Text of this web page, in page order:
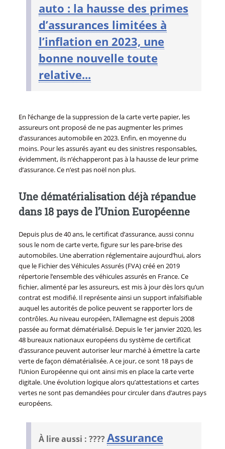
auto : la hausse des primes
d’assurances limitées à
l’inflation en 2023, une
bonne nouvelle toute
relative...
En l’échange de la suppression de la carte verte papier, les
assureurs ont proposé de ne pas augmenter les primes
d’assurances automobile en 2023. Enfin, en moyenne du
moins. Pour les assurés ayant eu des sinistres responsables,
évidemment, ils n’échapperont pas à la hausse de leur prime
d’assurance. Ce n’est pas noël non plus.
Une dématérialisation déjà répandue
dans 18 pays de l’Union Européenne
Depuis plus de 40 ans, le certificat d’assurance, aussi connu
sous le nom de carte verte, figure sur les pare-brise des
automobiles. Une aberration réglementaire aujourd’hui, alors
que le Fichier des Véhicules Assurés (FVA) créé en 2019
répertorie l’ensemble des véhicules assurés en France. Ce
fichier, alimenté par les assureurs, est mis à jour dès lors qu’un
contrat est modifié. Il représente ainsi un support infalsifiable
auquel les autorités de police peuvent se rapporter lors de
contrôles. Au niveau européen, l’Allemagne est depuis 2008
passée au format dématérialisé. Depuis le 1er janvier 2020, les
48 bureaux nationaux européens du système de certificat
d’assurance peuvent autoriser leur marché à émettre la carte
verte de façon dématérialisée. A ce jour, ce sont 18 pays de
l’Union Européenne qui ont ainsi mis en place la carte verte
digitale. Une évolution logique alors qu’attestations et cartes
vertes ne sont pas demandées pour circuler dans d’autres pays
européens.
À lire aussi : ????Assurance